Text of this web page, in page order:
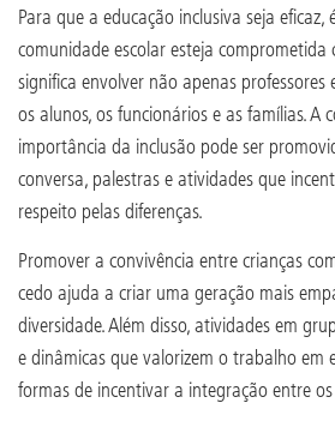
Para que a educação inclusiva seja
comunidade escolar esteja comprometida
significa envolver não apenas professores
os alunos, os funcionários e as famílias. A
importância da inclusão pode ser
conversa, palestras e atividades que
respeito pelas diferenças.
Promover a convivência entre crianças
cedo ajuda a criar uma geração mais
diversidade. Além disso, atividades em
e dinâmicas que valorizem o trabalho em
formas de incentivar a integração entre